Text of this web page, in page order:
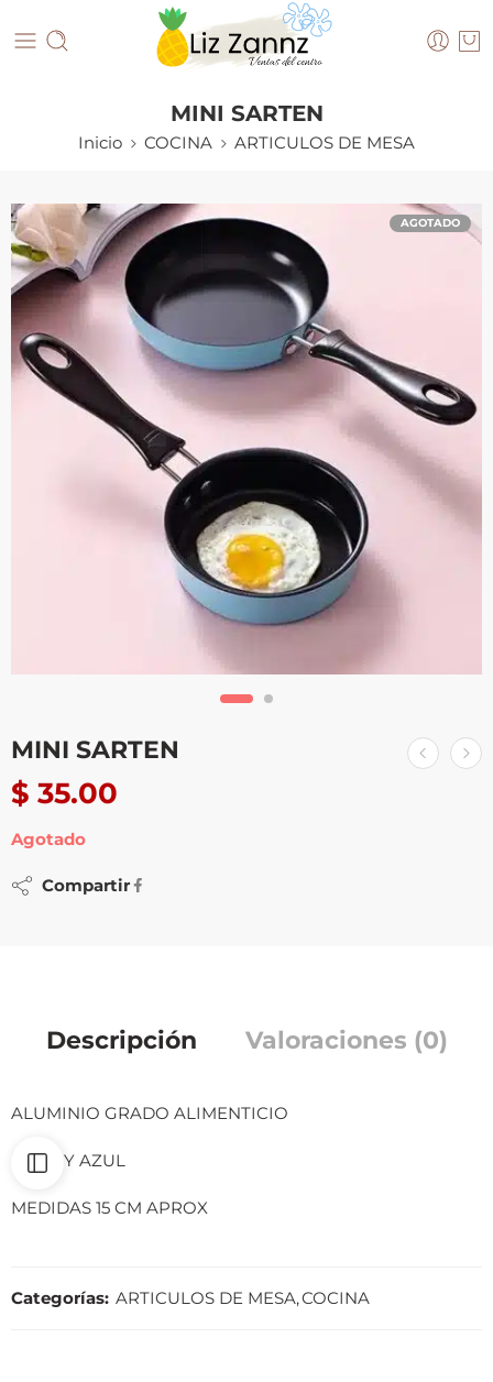
MINI SARTEN
Inicio COCINA ARTICULOS DE MESA
AGOTADO
MINI SARTEN
$ 35.00
Agotado
Compartir
Descripción Valoraciones (0)
ALUMINIO GRADO ALIMENTICIO
ROSA Y AZUL
MEDIDAS 15 CM APROX
Categorías: ARTICULOS DE MESA,COCINA